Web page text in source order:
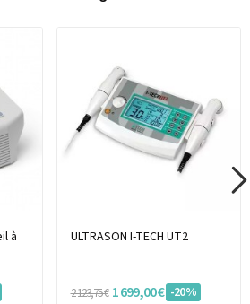
à
ULTRASON I-TECH UT2
2 123,75 € 1 699,00 € -20%